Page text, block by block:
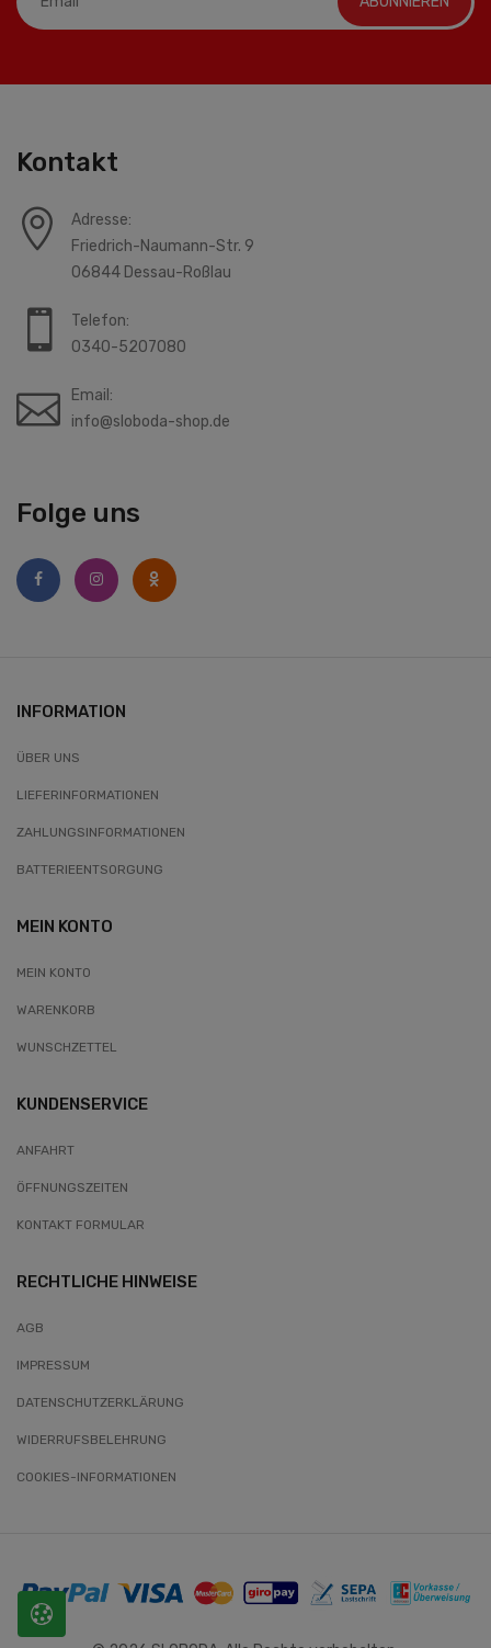
Folge uns
Kontakt
Adresse:
Friedrich-Naumann-Str. 9
06844 Dessau-Roßlau
Telefon:
0340-5207080
Email:
info@sloboda-shop.de
INFORMATION
ÜBER UNS
LIEFERINFORMATIONEN
ZAHLUNGSINFORMATIONEN
BATTERIEENTSORGUNG
MEIN KONTO
MEIN KONTO
WARENKORB
WUNSCHZETTEL
KUNDENSERVICE
ANFAHRT
ÖFFNUNGSZEITEN
KONTAKT FORMULAR
RECHTLICHE HINWEISE
AGB
IMPRESSUM
DATENSCHUTZERKLÄRUNG
WIDERRUFSBELEHRUNG
COOKIES-INFORMATIONEN